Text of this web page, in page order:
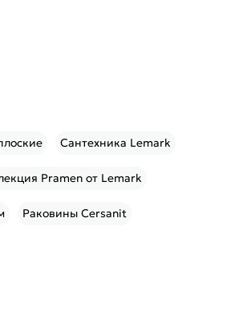
Сантехника Lemark
Pramen от Lemark
Раковины Cersanit